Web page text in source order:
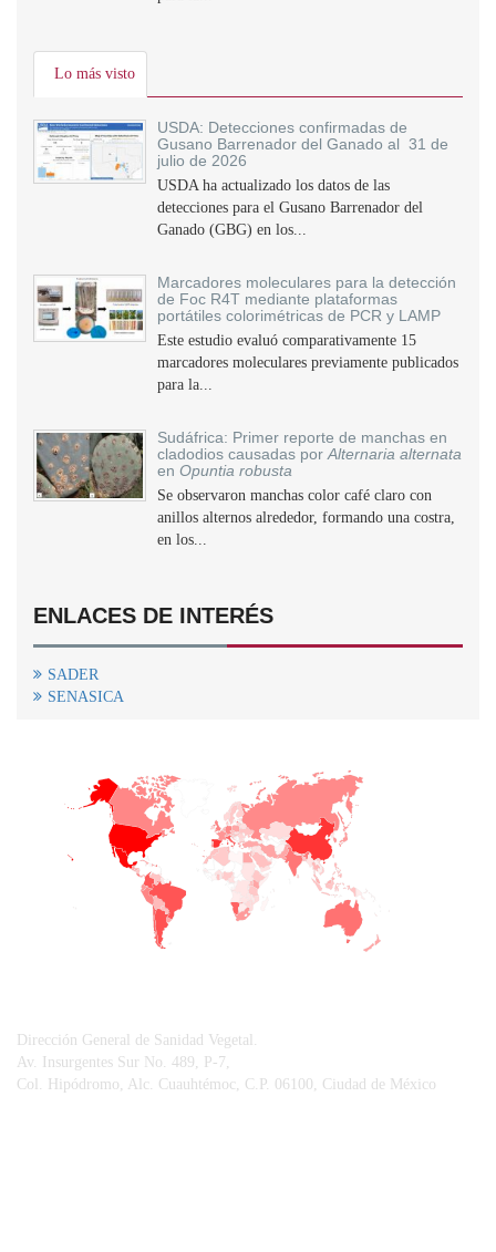
Lo más visto
USDA: Detecciones confirmadas de
Gusano Barrenador del Ganado al 31 de
julio de 2026
USDA ha actualizado los datos de las
detecciones para el Gusano Barrenador del
Ganado (GBG) en los...
Marcadores moleculares para la detección
de Foc R4T mediante plataformas
portátiles colorimétricas de PCR y LAMP
Este estudio evaluó comparativamente 15
marcadores moleculares previamente publicados
para la...
Sudáfrica: Primer reporte de manchas en
cladodios causadas por Alternaria alternata
en Opuntia robusta
Se observaron manchas color café claro con
anillos alternos alrededor, formando una costra,
en los...
ENLACES DE INTERÉS
SADER
SENASICA
Dirección General de Sanidad Vegetal.
Av. Insurgentes Sur No. 489, P-7,
Col. Hipódromo, Alc. Cuauhtémoc, C.P. 06100, Ciudad de México